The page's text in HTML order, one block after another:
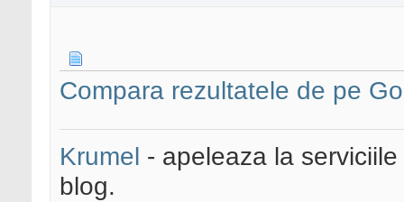
Compara rezultatele de pe
Krumel - apeleaza la
blog.